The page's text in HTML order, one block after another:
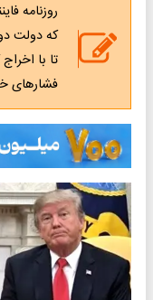
روزنامه
که دولت
تا با
فشارهای